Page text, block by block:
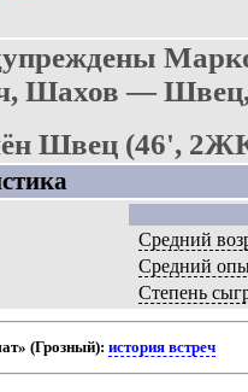
Шахов — Швец,
Швец (46',
Средний
Средний
Степень
(Грозный):история встреч